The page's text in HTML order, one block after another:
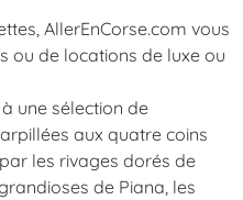
AllerEnCorse.com vous
ou de locations de luxe ou
une sélection de
aux quatre coins
les rivages dorés de
de Piana, les